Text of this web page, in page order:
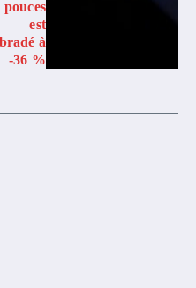
pouces
est
bradé à
-36 %